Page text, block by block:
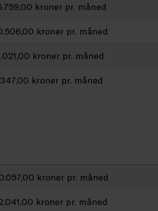
kroner pr. måned
kroner pr. måned
kroner pr. måned
kroner pr. måned
kroner pr. måned
kroner pr. måned